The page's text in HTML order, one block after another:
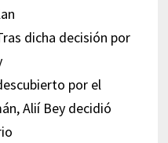
dicha decisión por
por el
Alií Bey decidió